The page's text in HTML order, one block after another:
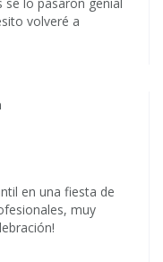
volveré a
en una fiesta de
muy